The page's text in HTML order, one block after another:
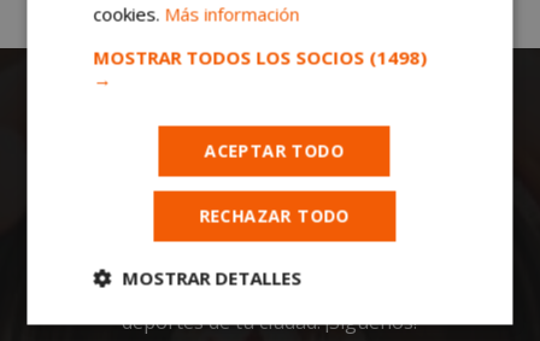
Todas las noticias de Móstoles en
mostoleshoy.com. Mantente informado de
toda la actualidad, noticias, eventos, ocio y
deportes de tu ciudad. ¡Síguenos!
cookies. Más información
MOSTRAR TODOS LOS SOCIOS (1498)
→
ACEPTAR TODO
RECHAZAR TODO
MOSTRAR DETALLES
Cookies
Cookies de